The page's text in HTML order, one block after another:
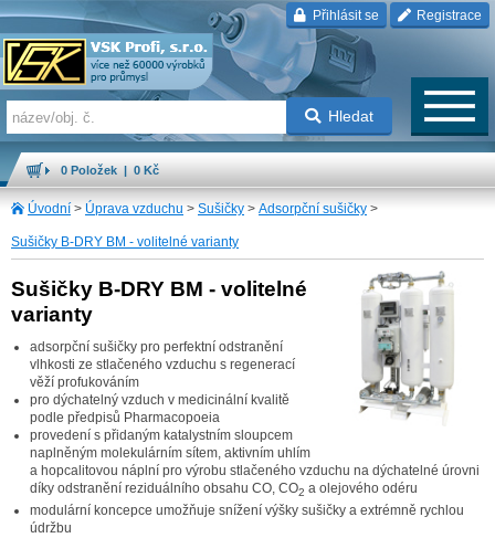
Přihlásit se Registrace
Hledat
0 Položek | 0 Kč
Úvodní > Úprava vzduchu > Sušičky > Adsorpční sušičky >
Sušičky B-DRY BM - volitelné varianty
Sušičky B-DRY BM - volitelné
varianty
adsorpční sušičky pro perfektní odstranění
vlhkosti ze stlačeného vzduchu s regenerací
věží profukováním
pro dýchatelný vzduch v medicinální kvalitě
podle předpisů Pharmacopoeia
provedení s přidaným katalystním sloupcem
naplněným molekulárním sítem, aktivním uhlím
a hopcalitovou náplní pro výrobu stlačeného vzduchu na dýchatelné úrovni
díky odstranění reziduálního obsahu CO, CO2 a olejového odéru
modulární koncepce umožňuje snížení výšky sušičky a extrémně rychlou
údržbu